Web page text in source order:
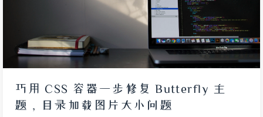
巧用 CSS 容器一步修复 Butterfly 主
题，目录加载图片大小问题